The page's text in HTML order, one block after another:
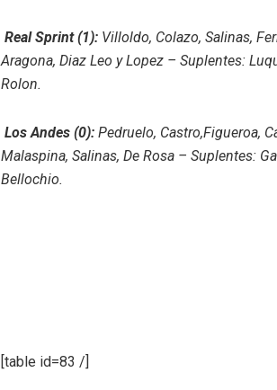
Real Sprint (1): Villoldo, Colazo, Salinas,
Aragona, Diaz Leo y Lopez – Suplentes:
Rolon.
Los Andes (0): Pedruelo, Castro,Figueroa,
Malaspina, Salinas, De Rosa – Suplentes:
Bellochio.
[table id=83 /]